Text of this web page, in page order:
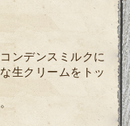
ンデンスミルクに
生クリームをトッ